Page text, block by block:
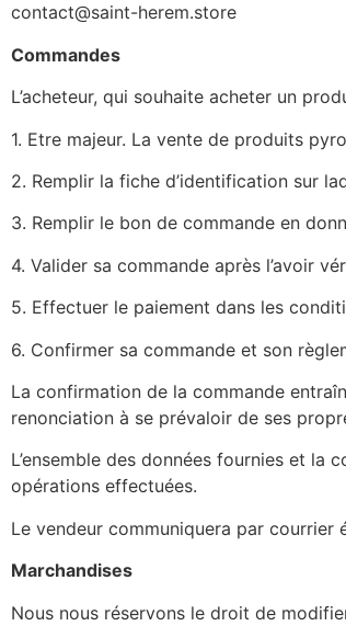
contact@saint-herem.store
Commandes
L’acheteur, qui souhaite acheter un
1. Etre majeur. La vente de produits
2. Remplir la fiche d’identification sur
3. Remplir le bon de commande en
4. Valider sa commande après l’avoir
5. Effectuer le paiement dans les
6. Confirmer sa commande et son
La confirmation de la commande
renonciation à se prévaloir de ses
L’ensemble des données fournies et
opérations effectuées.
Le vendeur communiquera par
Marchandises
Nous nous réservons le droit de